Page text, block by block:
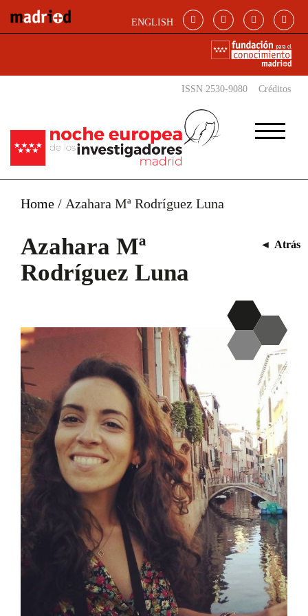
ENGLISH
ISSN 2530-9080 Créditos
Home / Azahara Mª Rodríguez Luna
Azahara Mª
Rodríguez Luna
◄ Atrás